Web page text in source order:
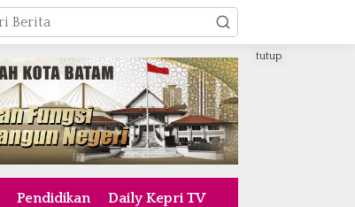
Pendidikan Daily Kepri TV
tutup